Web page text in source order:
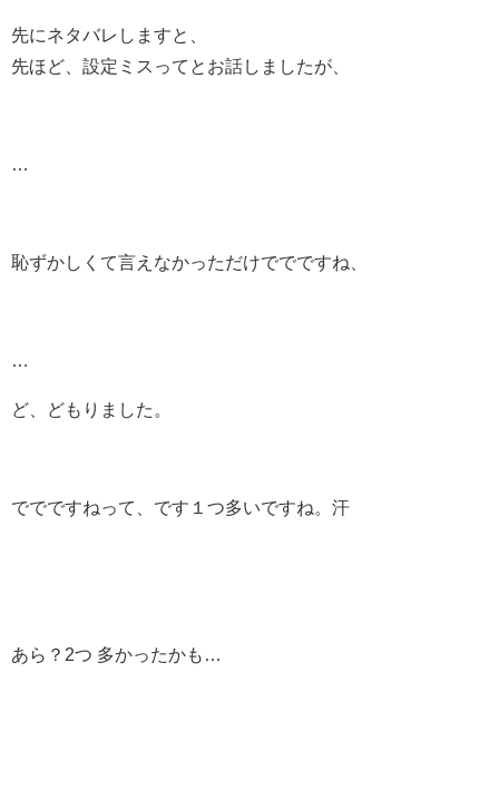
先にネタバレしますと、
先ほど、設定ミスってとお話しましたが、
…
恥ずかしくて言えなかっただけででですね、
…
ど、どもりました。
ででですねって、です１つ多いですね。汗
あら？2つ 多かったかも…